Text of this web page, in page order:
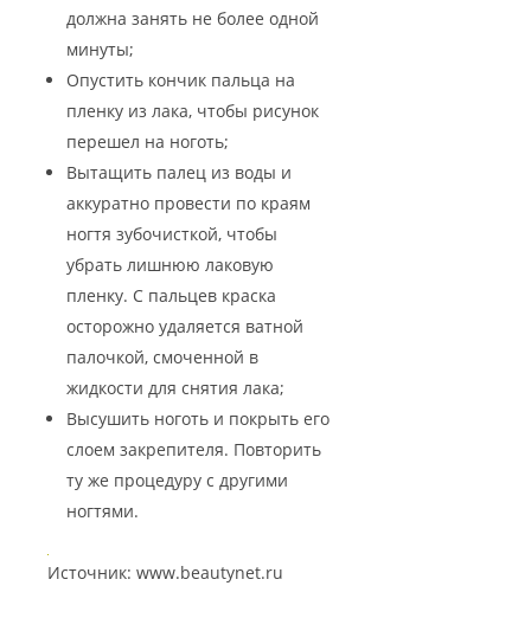
должна занять не более одной
минуты;
Опустить кончик пальца на
пленку из лака, чтобы рисунок
перешел на ноготь;
Вытащить палец из воды и
аккуратно провести по краям
ногтя зубочисткой, чтобы
убрать лишнюю лаковую
пленку. С пальцев краска
осторожно удаляется ватной
палочкой, смоченной в
жидкости для снятия лака;
Высушить ноготь и покрыть его
слоем закрепителя. Повторить
ту же процедуру с другими
ногтями.
Источник: www.beautynet.ru